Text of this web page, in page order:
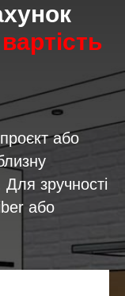
вартість
або
зручності
або